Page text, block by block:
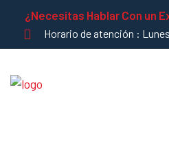
¿Necesitas Hablar Con un
Horario de atención :